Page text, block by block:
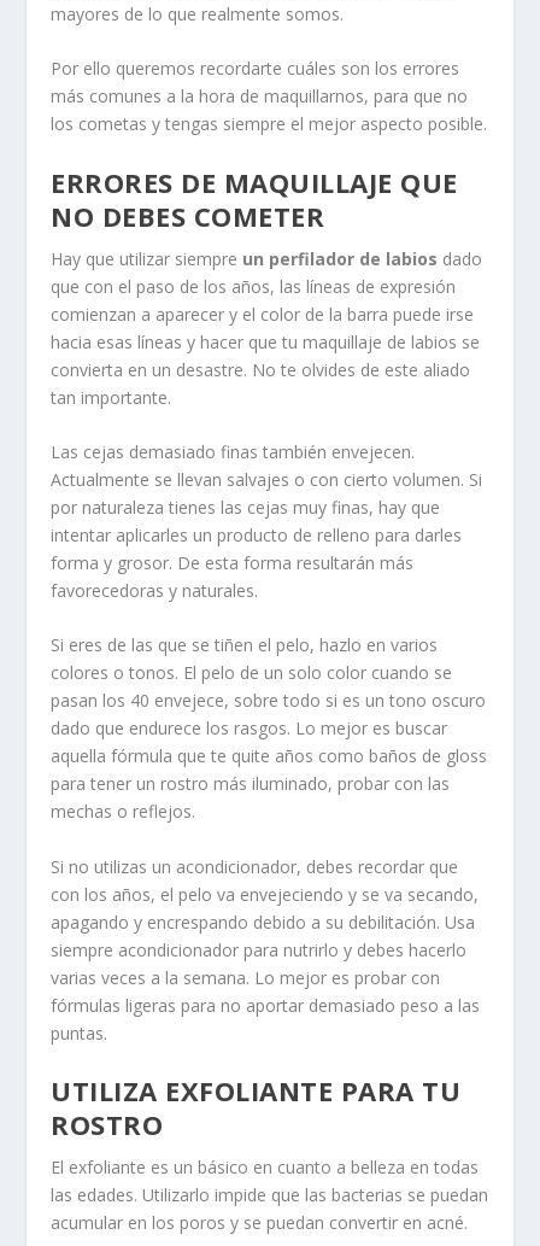
mayores de lo que realmente somos.
Por ello queremos recordarte cuáles son los errores
más comunes a la hora de maquillarnos, para que no
los cometas y tengas siempre el mejor aspecto posible.
ERRORES DE MAQUILLAJE QUE
NO DEBES COMETER
Hay que utilizar siempre un perfilador de labios dado
que con el paso de los años, las líneas de expresión
comienzan a aparecer y el color de la barra puede irse
hacia esas líneas y hacer que tu maquillaje de labios se
convierta en un desastre. No te olvides de este aliado
tan importante.
Las cejas demasiado finas también envejecen.
Actualmente se llevan salvajes o con cierto volumen. Si
por naturaleza tienes las cejas muy finas, hay que
intentar aplicarles un producto de relleno para darles
forma y grosor. De esta forma resultarán más
favorecedoras y naturales.
Si eres de las que se tiñen el pelo, hazlo en varios
colores o tonos. El pelo de un solo color cuando se
pasan los 40 envejece, sobre todo si es un tono oscuro
dado que endurece los rasgos. Lo mejor es buscar
aquella fórmula que te quite años como baños de gloss
para tener un rostro más iluminado, probar con las
mechas o reflejos.
Si no utilizas un acondicionador, debes recordar que
con los años, el pelo va envejeciendo y se va secando,
apagando y encrespando debido a su debilitación. Usa
siempre acondicionador para nutrirlo y debes hacerlo
varias veces a la semana. Lo mejor es probar con
fórmulas ligeras para no aportar demasiado peso a las
puntas.
UTILIZA EXFOLIANTE PARA TU
ROSTRO
El exfoliante es un básico en cuanto a belleza en todas
las edades. Utilizarlo impide que las bacterias se puedan
acumular en los poros y se puedan convertir en acné.